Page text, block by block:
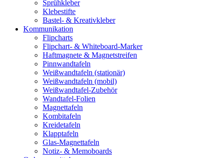
Sprühkleber
Klebestifte
Bastel- & Kreativkleber
Kommunikation
Flipcharts
Flipchart- & Whiteboard-Marker
Haftmagnete & Magnetstreifen
Pinnwandtafeln
Weißwandtafeln (stationär)
Weißwandtafeln (mobil)
Weißwandtafel-Zubehör
Wandtafel-Folien
Magnettafeln
Kombitafeln
Kreidetafeln
Klapptafeln
Glas-Magnettafeln
Notiz- & Memoboards